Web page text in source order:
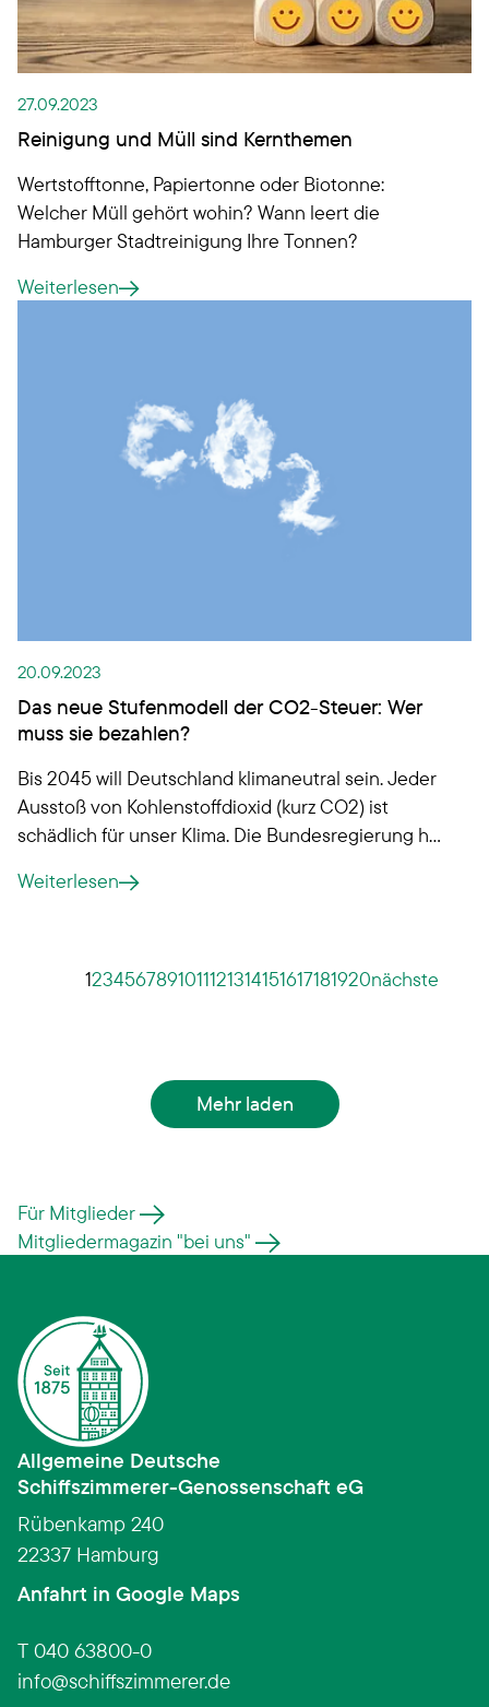
27.09.2023
Reinigung und Müll sind Kernthemen
Wertstofftonne, Papiertonne oder Biotonne:
Welcher Müll gehört wohin? Wann leert die
Hamburger Stadtreinigung Ihre Tonnen?
Weiterlesen
20.09.2023
Das neue Stufenmodell der CO2-Steuer: Wer
muss sie bezahlen?
Bis 2045 will Deutschland klimaneutral sein. Jeder
Ausstoß von Kohlenstoffdioxid (kurz CO2) ist
schädlich für unser Klima. Die Bundesregierung hat
beschlossen. Was das für Sie bedeutet?
Weiterlesen
1234567891011121314151617181920nächste
Mehr laden
Für Mitglieder
Mitgliedermagazin "bei uns"
Allgemeine Deutsche
Schiffszimmerer­-­Genossenschaft eG
Rübenkamp 240
22337 Hamburg
Anfahrt in Google Maps
T 040 63800-0
info
schiffszimmerer.de